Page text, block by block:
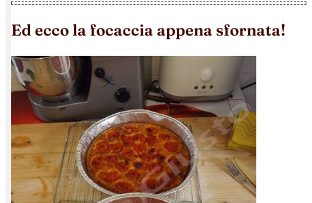
ed ecco la focaccia appena sfornata!